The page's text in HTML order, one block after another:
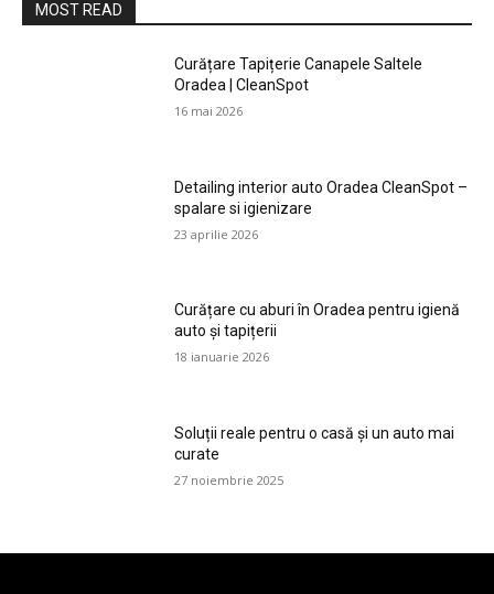
MOST READ
Curățare Tapițerie Canapele Saltele
Oradea | CleanSpot
16 mai 2026
Detailing interior auto Oradea CleanSpot –
spalare si igienizare
23 aprilie 2026
Curățare cu aburi în Oradea pentru igienă
auto și tapițerii
18 ianuarie 2026
Soluții reale pentru o casă și un auto mai
curate
27 noiembrie 2025